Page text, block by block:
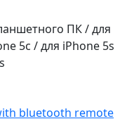
ПК / для
5c / для iPhone 5s
bluetooth remote